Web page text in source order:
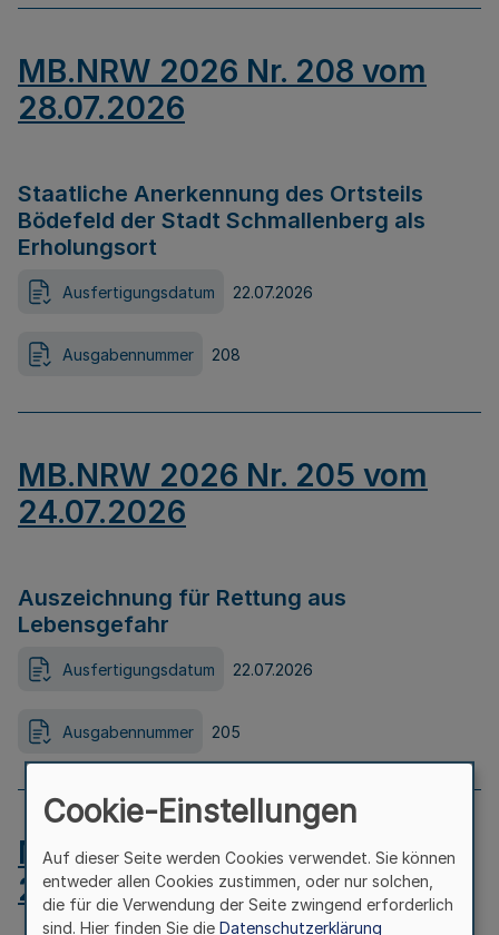
MB.NRW 2026 Nr. 208 vom
28.07.2026
Staatliche Anerkennung des Ortsteils
Bödefeld der Stadt Schmallenberg als
Erholungsort
Ausfertigungsdatum 22.07.2026
Ausgabennummer 208
MB.NRW 2026 Nr. 205 vom
24.07.2026
Auszeichnung für Rettung aus
Lebensgefahr
Ausfertigungsdatum 22.07.2026
Ausgabennummer 205
MB.NRW 2026 Nr. 204 vom
24.07.2026
Cookie-Einstellungen
Auf dieser Seite werden Cookies verwendet. Sie können
entweder allen Cookies zustimmen, oder nur solchen,
die für die Verwendung der Seite zwingend erforderlich
sind. Hier finden Sie die Datenschutzerklärung